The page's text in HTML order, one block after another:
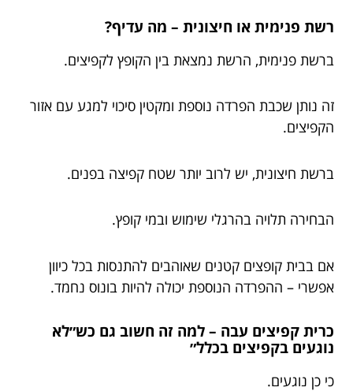
רשת פנימית או חיצונית – מה עדיף?
ברשת פנימית, הרשת נמצאת בין הקופץ לקפיצים.
זה נותן שכבת הפרדה נוספת ומקטין סיכוי למגע עם אזור
הקפיצים.
ברשת חיצונית, יש לרוב יותר שטח קפיצה בפנים.
הבחירה תלויה בהרגלי שימוש ובמי קופץ.
אם בבית קופצים קטנים שאוהבים להתנסות בכל כיוון
אפשרי – ההפרדה הנוספת יכולה להיות בונוס נחמד.
כרית קפיצים עבה – למה זה חשוב גם כש״לא
נוגעים בקפיצים בכלל״
כי כן נוגעים.